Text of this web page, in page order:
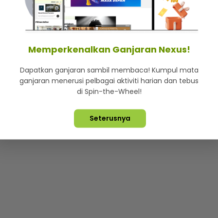
Lebih hot, viral dan sensasi
Terpelihara © 2026. Star Media Group Berhad [197101000523
Memperkenalkan Ganjaran Nexus!
Dapatkan ganjaran sambil membaca! Kumpul mata
ganjaran menerusi pelbagai aktiviti harian dan tebus
di Spin-the-Wheel!
Seterusnya